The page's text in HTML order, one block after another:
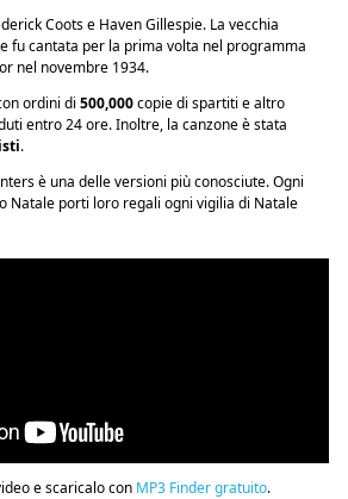
Coots e Haven Gillespie. La vecchia
fu cantata per la prima volta nel programma
nel novembre 1934.
ordini di 500,000copie di spartiti e altro
entro 24 ore. Inoltre, la canzone è stata
.
è una delle versioni più conosciute. Ogni
Natale porti loro regali ogni vigilia di Natale
e scaricalo con MP3 Finder gratuito.